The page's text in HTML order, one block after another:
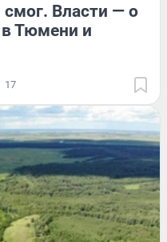
Власти — о
в Тюмени и
17